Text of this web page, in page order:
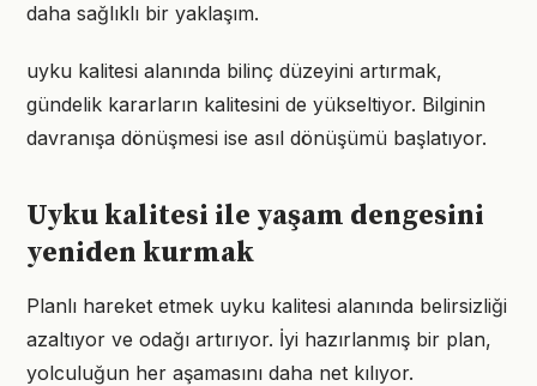
daha sağlıklı bir yaklaşım.
uyku kalitesi alanında bilinç düzeyini artırmak,
gündelik kararların kalitesini de yükseltiyor. Bilginin
davranışa dönüşmesi ise asıl dönüşümü başlatıyor.
Uyku kalitesi ile yaşam dengesini
yeniden kurmak
Planlı hareket etmek uyku kalitesi alanında belirsizliği
azaltıyor ve odağı artırıyor. İyi hazırlanmış bir plan,
yolculuğun her aşamasını daha net kılıyor.